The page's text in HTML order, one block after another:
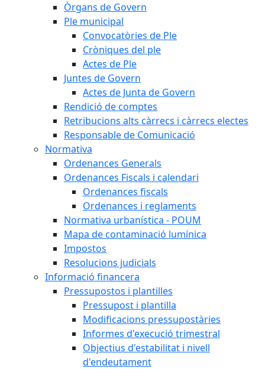
Òrgans de Govern
Ple municipal
Convocatòries de Ple
Cròniques del ple
Actes de Ple
Juntes de Govern
Actes de Junta de Govern
Rendició de comptes
Retribucions alts càrrecs i càrrecs electes
Responsable de Comunicació
Normativa
Ordenances Generals
Ordenances Fiscals i calendari
Ordenances fiscals
Ordenances i reglaments
Normativa urbanística - POUM
Mapa de contaminació lumínica
Impostos
Resolucions judicials
Informació financera
Pressupostos i plantilles
Pressupost i plantilla
Modificacions pressupostàries
Informes d'execució trimestral
Objectius d'estabilitat i nivell
d'endeutament